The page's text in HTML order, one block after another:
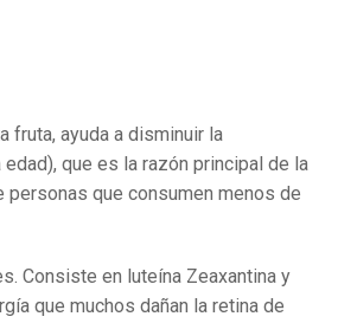
fruta, ayuda a disminuir la
que es la razón principal de la
que consumen menos de
Consiste en luteína Zeaxantina y
que muchos dañan la retina de